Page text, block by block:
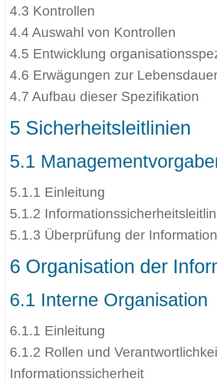
4.3 Kontrollen
4.4 Auswahl von Kontrollen
4.5 Entwicklung
4.6 Erwägungen zur
4.7 Aufbau dieser Spezifikation
5 Sicherheitsleitlinien
5.1
5.1.1 Einleitung
5.1.2
5.1.3 Überprüfung der
6 Organisation der
6.1 Interne Organisation
6.1.1 Einleitung
6.1.2 Rollen und
Informationssicherheit